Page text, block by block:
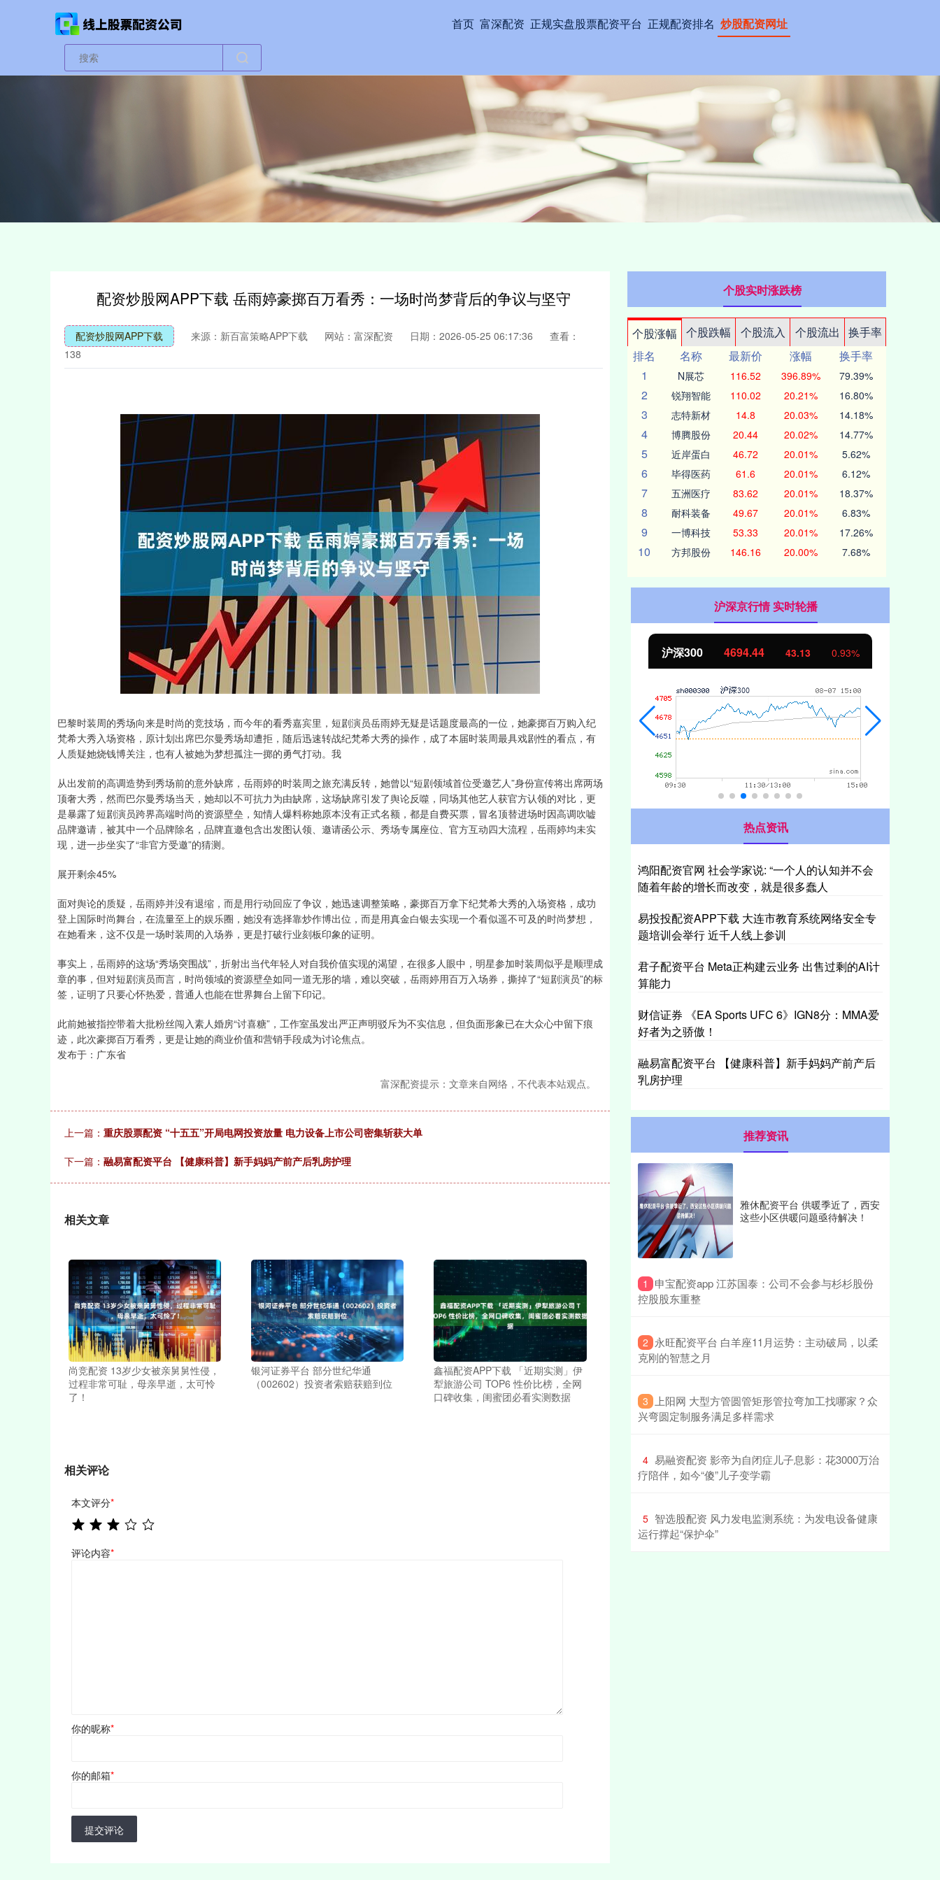
首页 富深配资 正规实盘股票配资平台 正规配资排名 炒股配资网址
配资炒股网APP下载 岳雨婷豪掷百万看秀：一场时尚梦背后的争议与坚守
配资炒股网APP下载 来源：新百富策略APP下载 网站：富深配资 日期：2026-05-25 06:17:36
查看：
138
巴黎时装周的秀场向来是时尚的竞技场，而今年的看秀嘉宾里，短剧演员岳雨婷无疑是话题度最高的一位，她豪掷百万购入纪
梵希大秀入场资格，原计划出席巴尔曼秀场却遭拒，随后迅速转战纪梵希大秀的操作，成了本届时装周最具戏剧性的看点，有
人质疑她烧钱博关注，也有人被她为梦想孤注一掷的勇气打动。我
从出发前的高调造势到秀场前的意外缺席，岳雨婷的时装周之旅充满反转，她曾以“短剧领域首位受邀艺人”身份宣传将出席两场
顶奢大秀，然而巴尔曼秀场当天，她却以不可抗力为由缺席，这场缺席引发了舆论反噬，同场其他艺人获官方认领的对比，更
是暴露了短剧演员跨界高端时尚的资源壁垒，知情人爆料称她原本没有正式名额，都是自费买票，冒名顶替进场时因高调吹嘘
品牌邀请，被其中一个品牌除名，品牌直邀包含出发图认领、邀请函公示、秀场专属座位、官方互动四大流程，岳雨婷均未实
现，进一步坐实了“非官方受邀”的猜测。
展开剩余45%
面对舆论的质疑，岳雨婷并没有退缩，而是用行动回应了争议，她迅速调整策略，豪掷百万拿下纪梵希大秀的入场资格，成功
登上国际时尚舞台，在流量至上的娱乐圈，她没有选择靠炒作博出位，而是用真金白银去实现一个看似遥不可及的时尚梦想，
在她看来，这不仅是一场时装周的入场券，更是打破行业刻板印象的证明。
事实上，岳雨婷的这场“秀场突围战”，折射出当代年轻人对自我价值实现的渴望，在很多人眼中，明星参加时装周似乎是顺理成
章的事，但对短剧演员而言，时尚领域的资源壁垒如同一道无形的墙，难以突破，岳雨婷用百万入场券，撕掉了“短剧演员”的标
签，证明了只要心怀热爱，普通人也能在世界舞台上留下印记。
此前她被指控带着大批粉丝闯入素人婚房“讨喜糖”，工作室虽发出严正声明驳斥为不实信息，但负面形象已在大众心中留下痕
迹，此次豪掷百万看秀，更是让她的商业价值和营销手段成为讨论焦点。
发布于：广东省
富深配资提示：文章来自网络，不代表本站观点。
上一篇： 重庆股票配资 “十五五”开局电网投资放量 电力设备上市公司密集斩获大单
下一篇： 融易富配资平台 【健康科普】新手妈妈产前产后乳房护理
相关文章
尚竞配资 13岁少女被亲舅舅性侵，
过程非常可耻，母亲早逝，太可怜
了！
银河证券平台 部分世纪华通
（002602）投资者索赔获赔到位
鑫福配资APP下载 「近期实测」伊
犁旅游公司 TOP6 性价比榜，全网
口碑收集，闺蜜团必看实测数据
相关评论
本文评分*
评论内容*
你的昵称*
你的邮箱*
提交评论
个股实时涨跌榜
个股涨幅 个股跌幅 个股流入 个股流出
换手率
排名
名称 最新价 涨幅
换手率
1
N展芯 116.52 396.89% 79.39%
2 锐翔智能 110.02 20.21% 16.80%
3 志特新材 14.8 20.03% 14.18%
4 博腾股份 20.44 20.02% 14.77%
5 近岸蛋白 46.72 20.01% 5.62%
6 毕得医药 61.6 20.01% 6.12%
7 五洲医疗 83.62 20.01% 18.37%
8 耐科装备 49.67 20.01% 6.83%
9 一博科技 53.33 20.01% 17.26%
10 方邦股份 146.16 20.00% 7.68%
沪深京行情 实时轮播
深证成指 14311.01 200.89 沪深300 4694.44 北证50 1134.24 11.37 1.01%
热点资讯
鸿阳配资官网 社会学家说: “一个人的认知并不会
随着年龄的增长而改变，就是很多蠢人
易投投配资APP下载 大连市教育系统网络安全专
题培训会举行 近千人线上参训
君子配资平台 Meta正构建云业务 出售过剩的AI计
算能力
财信证券 《EA Sports UFC 6》IGN8分：MMA爱
好者为之骄傲！
融易富配资平台 【健康科普】新手妈妈产前产后
乳房护理
推荐资讯
雅休配资平台 供暖季近了，西安
这些小区供暖问题亟待解决！
1
​申宝配资app 江苏国泰：公司不会参与杉杉股份
控股股东重整
2 ​永旺配资平台 白羊座11月运势：主动破局，以柔
克刚的智慧之月
3
​上阳网 大型方管圆管矩形管拉弯加工找哪家？众
兴弯圆定制服务满足多样需求
4 ​易融资配资 影帝为自闭症儿子息影：花3000万治
疗陪伴，如今“傻”儿子变学霸
5 ​智选股配资 风力发电监测系统：为发电设备健康
运行撑起“保护伞”